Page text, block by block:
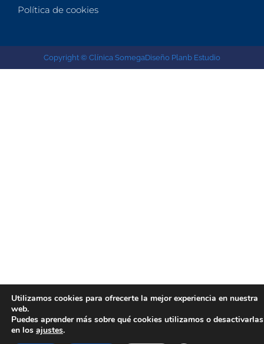
Política de cookies
Copyright © Clínica SomegaDiseño Planb Estudio
Utilizamos cookies para ofrecerte la mejor experiencia en nuestra
web.
Puedes aprender más sobre qué cookies utilizamos o desactivarlas
en los ajustes.